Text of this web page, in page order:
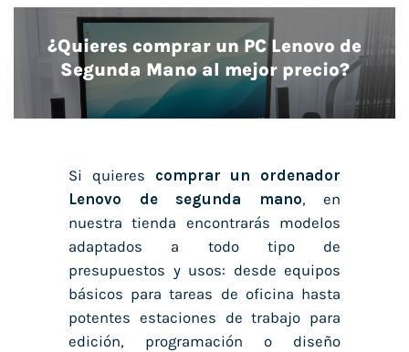
¿Quieres comprar un PC Lenovo de
Segunda Mano al mejor precio?
Si quieres comprar un ordenador
Lenovo de segunda mano, en
nuestra tienda encontrarás modelos
adaptados a todo tipo de
presupuestos y usos: desde equipos
básicos para tareas de oficina hasta
potentes estaciones de trabajo para
edición, programación o diseño